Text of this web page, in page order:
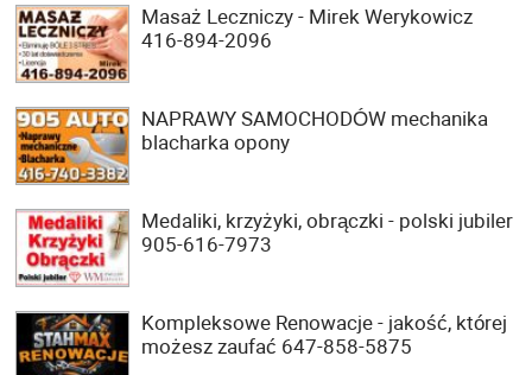
Masaż Leczniczy - Mirek Werykowicz
416-894-2096
NAPRAWY SAMOCHODÓW mechanika
blacharka opony
Medaliki, krzyżyki, obrączki - polski jubiler
905-616-7973
Kompleksowe Renowacje - jakość, której
możesz zaufać 647-858-5875